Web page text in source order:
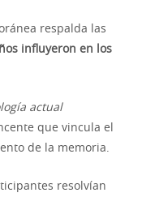
respalda las
influyeron en los
actual
que vincula el
de la memoria.
resolvían